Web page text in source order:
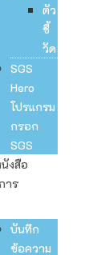
ตัว
ชี้
วัด
SGS
Hero
โปรแกรม
กรอก
SGS
งสือ
าร
บันทึก
ข้อความ